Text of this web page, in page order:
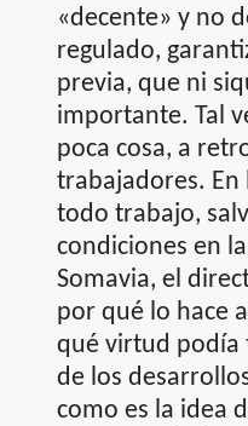
«decente» y no
regulado,
previa, que ni
importante. Tal
poca cosa, a
trabajadores. En
todo trabajo,
condiciones en
Somavia, el
por qué lo hace
qué virtud podía
de los
como es la idea